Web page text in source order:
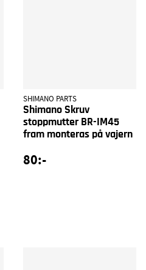
SHIMANO PARTS
Shimano Skruv
stoppmutter BR-IM45
fram monteras på vajern
80:-